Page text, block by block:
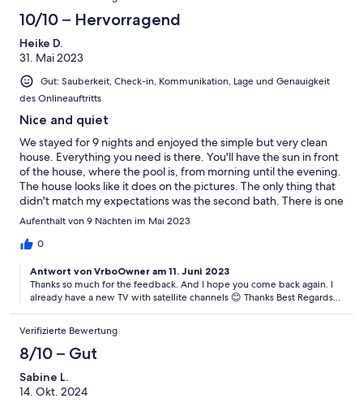
10/10 – Hervorragend
Heike D.
31. Mai 2023
Gut: Sauberkeit, Check-in, Kommunikation, Lage und Genauigkeit
des Onlineauftritts
Nice and quiet
We stayed for 9 nights and enjoyed the simple but very clean
house. Everything you need is there. You'll have the sun in front
of the house, where the pool is, from morning until the evening.
The house looks like it does on the pictures. The only thing that
didn't match my expectations was the second bath. There is one
small bathroom with a shower (water pressure is low). The
were only two people it was ok. Vania was very nice and always
planned on installing some German and/or English programms.
You'll find everything within a short driving distance. We thank
Vania for having us as her guests. We would book the house
again.
Aufenthalt von 9 Nächten im Mai 2023
0
Antwort von VrboOwner am 11. Juni 2023
Thanks so much for the feedback. And I hope you come back again. I
already have a new TV with satellite channels 😊 Thanks Best Regards...
Verifizierte Bewertung
8/10 – Gut
Sabine L.
14. Okt. 2024